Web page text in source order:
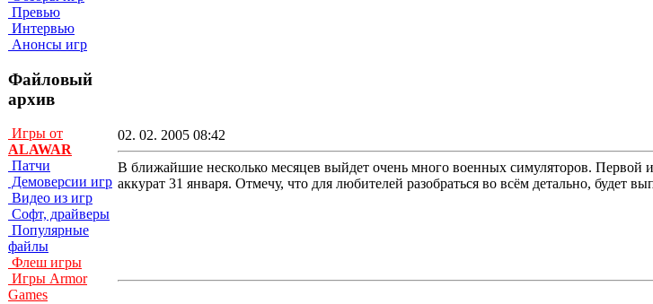
Превью
Интервью
Анонсы игр
Файловый
архив
Игры от
ALAWAR
Патчи
Демоверсии игр
Видео из игр
Софт, драйверы
Популярные
файлы
Флеш игры
Игры Armor
Games
02. 02. 2005 08:42
В ближайшие несколько месяцев выйдет очень много военных симуляторов. Первой
аккурат 31 января. Отмечу, что для любителей разобраться во всём детально, будет